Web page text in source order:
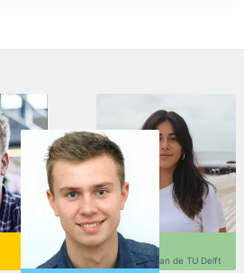
Sofi
Ontwerpen aan de TU Delft